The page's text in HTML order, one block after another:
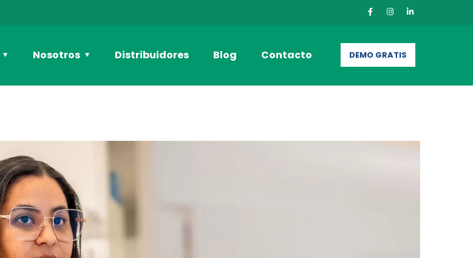
Nosotros Distribuidores Blog Contacto DEMO GRATIS